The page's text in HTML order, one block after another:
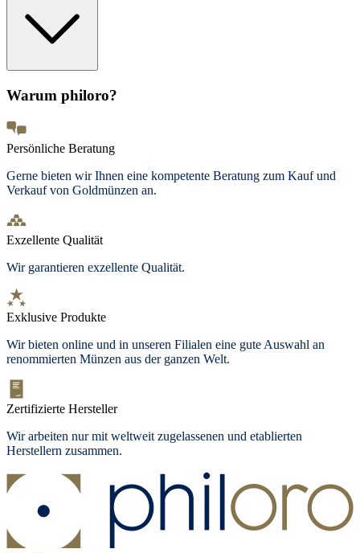
Warum philoro?
Persönliche Beratung
Gerne bieten wir Ihnen eine kompetente Beratung zum Kauf und
Verkauf von Goldmünzen an.
Exzellente Qualität
Wir garantieren exzellente Qualität.
Exklusive Produkte
Wir bieten online und in unseren Filialen eine gute Auswahl an
renommierten Münzen aus der ganzen Welt.
Zertifizierte Hersteller
Wir arbeiten nur mit weltweit zugelassenen und etablierten
Herstellern zusammen.